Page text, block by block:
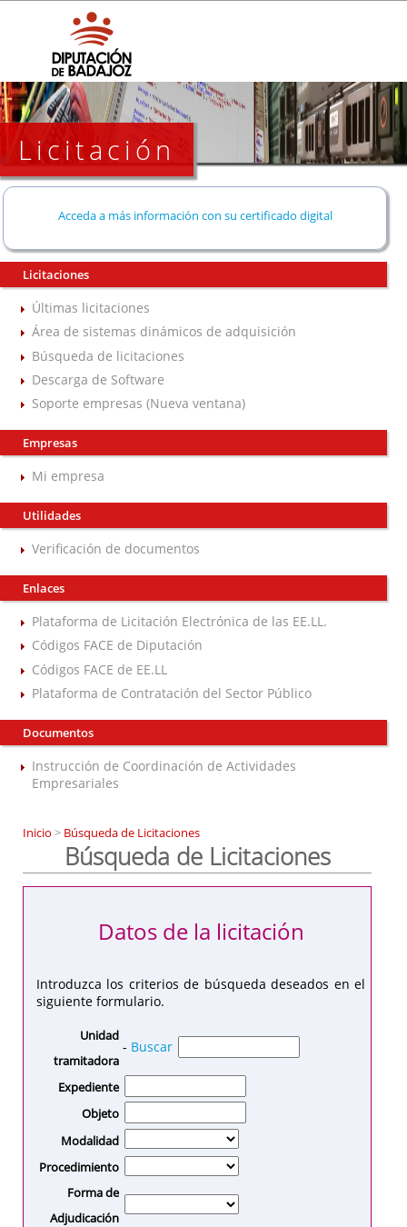
Licitación
Acceda a más información con su certificado digital
Licitaciones
Últimas licitaciones
Área de sistemas dinámicos de adquisición
Búsqueda de licitaciones
Descarga de Software
Soporte empresas (Nueva ventana)
Empresas
Mi empresa
Utilidades
Verificación de documentos
Enlaces
Plataforma de Licitación Electrónica de las EE.LL.
Códigos FACE de Diputación
Códigos FACE de EE.LL
Plataforma de Contratación del Sector Público
Documentos
Instrucción de Coordinación de Actividades
Empresariales
Inicio > Búsqueda de Licitaciones
Búsqueda de Licitaciones
Introduzca los criterios de búsqueda deseados en el
siguiente formulario.
Datos de la licitación
Unidad
tramitadora
- Buscar
Expediente
Objeto
Modalidad
Procedimiento
Forma de
Adjudicación